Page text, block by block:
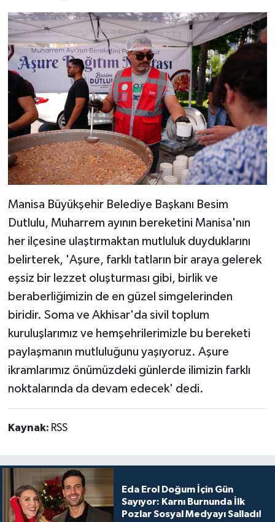
Manisa Büyükşehir Belediye Başkanı Besim
Dutlulu, Muharrem ayının bereketini Manisa'nın
her ilçesine ulaştırmaktan mutluluk duyduklarını
belirterek, 'Aşure, farklı tatların bir araya gelerek
eşsiz bir lezzet oluşturması gibi, birlik ve
beraberliğimizin de en güzel simgelerinden
biridir. Soma ve Akhisar'da sivil toplum
kuruluşlarımız ve hemşehrilerimizle bu bereketi
paylaşmanın mutluluğunu yaşıyoruz. Aşure
ikramlarımız önümüzdeki günlerde ilimizin farklı
noktalarında da devam edecek' dedi.
Kaynak: RSS
Eda Erol Doğum İçin Gün
Sayıyor: Karnı Burnunda İlk
Pozlar Sosyal Medyayı Salladı!